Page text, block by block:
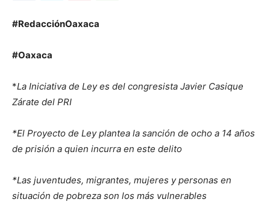
#RedacciónOaxaca
#Oaxaca
*La Iniciativa de Ley es del congresista Javier Casique
Zárate del PRI
*El Proyecto de Ley plantea la sanción de ocho a 14 años
de prisión a quien incurra en este delito
*Las juventudes, migrantes, mujeres y personas en
situación de pobreza son los más vulnerables